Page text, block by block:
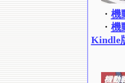
・ 機
・ 機
Kindle